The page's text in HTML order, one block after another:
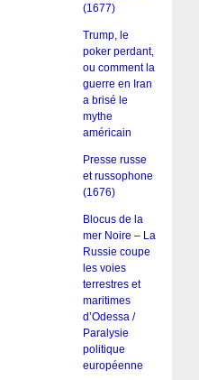
(1677)
Trump, le
poker perdant,
ou comment la
guerre en Iran
a brisé le
mythe
américain
Presse russe
et russophone
(1676)
Blocus de la
mer Noire – La
Russie coupe
les voies
terrestres et
maritimes
d’Odessa /
Paralysie
politique
européenne